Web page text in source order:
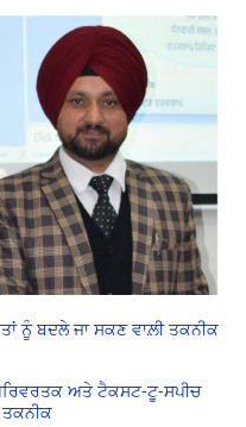
ਨੂੰ ਬਦਲੇ ਜਾ ਸਕਣ ਵਾਲ਼ੀ ਤਕਨੀਕ
ਅਤੇ ਟੈਕਸਟ-ਟੂ-ਸਪੀਚ